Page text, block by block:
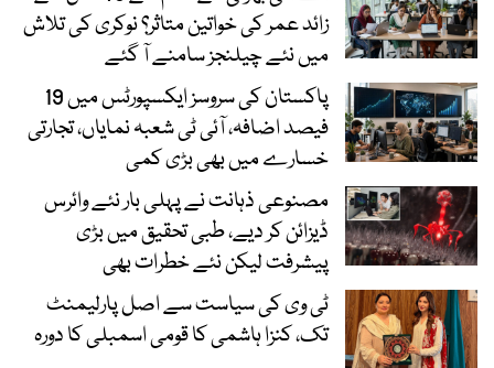
زائد عمر کی خواتین متاثر؟ نوکری کی تلاش
میں نئے چیلنجز سامنے آ گئے
پاکستان کی سروسز ایکسپورٹس میں 19
فیصد اضافہ، آئی ٹی شعبہ نمایاں، تجارتی
خسارے میں بھی بڑی کمی
مصنوعی ذہانت نے پہلی بار نئے وائرس
ڈیزائن کر دیے، طبی تحقیق میں بڑی
پیشرفت لیکن نئے خطرات بھی
ٹی وی کی سیاست سے اصل پارلیمنٹ
تک، کنزا ہاشمی کا قومی اسمبلی کا دورہ